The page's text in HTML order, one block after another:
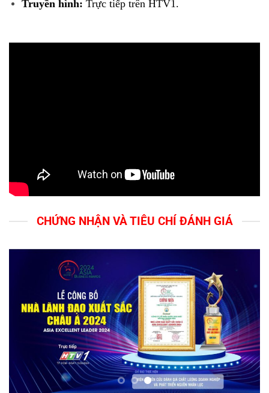
Truyền hình: Trực tiếp trên HTV1.
CHỨNG NHẬN VÀ TIÊU CHÍ ĐÁNH GIÁ